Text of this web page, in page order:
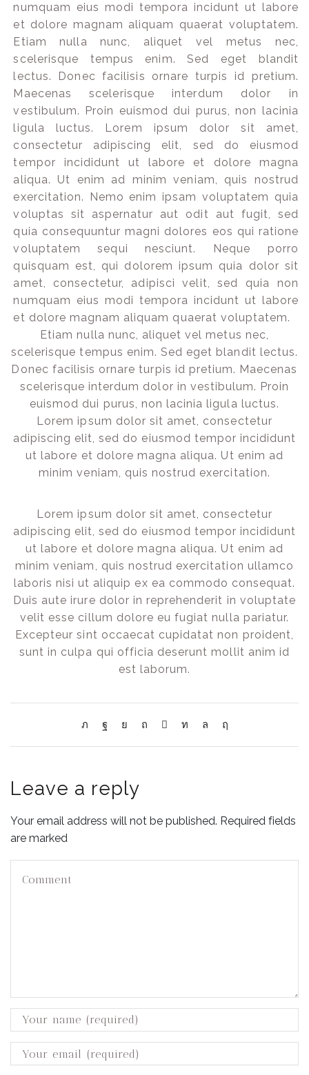
numquam eius modi tempora incidunt ut labore
et dolore magnam aliquam quaerat voluptatem.
Etiam nulla nunc, aliquet vel metus nec,
scelerisque tempus enim. Sed eget blandit
lectus. Donec facilisis ornare turpis id pretium.
Maecenas scelerisque interdum dolor in
vestibulum. Proin euismod dui purus, non lacinia
ligula luctus. Lorem ipsum dolor sit amet,
consectetur adipiscing elit, sed do eiusmod
tempor incididunt ut labore et dolore magna
aliqua. Ut enim ad minim veniam, quis nostrud
exercitation. Nemo enim ipsam voluptatem quia
voluptas sit aspernatur aut odit aut fugit, sed
quia consequuntur magni dolores eos qui ratione
voluptatem sequi nesciunt. Neque porro
quisquam est, qui dolorem ipsum quia dolor sit
amet, consectetur, adipisci velit, sed quia non
numquam eius modi tempora incidunt ut labore
et dolore magnam aliquam quaerat voluptatem.
Etiam nulla nunc, aliquet vel metus nec,
scelerisque tempus enim. Sed eget blandit lectus.
Donec facilisis ornare turpis id pretium. Maecenas
scelerisque interdum dolor in vestibulum. Proin
euismod dui purus, non lacinia ligula luctus.
Lorem ipsum dolor sit amet, consectetur
adipiscing elit, sed do eiusmod tempor incididunt
ut labore et dolore magna aliqua. Ut enim ad
minim veniam, quis nostrud exercitation.
Lorem ipsum dolor sit amet, consectetur
adipiscing elit, sed do eiusmod tempor incididunt
ut labore et dolore magna aliqua. Ut enim ad
minim veniam, quis nostrud exercitation ullamco
laboris nisi ut aliquip ex ea commodo consequat.
Duis aute irure dolor in reprehenderit in voluptate
velit esse cillum dolore eu fugiat nulla pariatur.
Excepteur sint occaecat cupidatat non proident,
sunt in culpa qui officia deserunt mollit anim id
est laborum.
Leave a reply
Your email address will not be published. Required fields
are marked